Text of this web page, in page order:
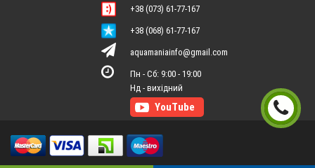
+38 (073) 61-77-167
+38 (068) 61-77-167
aquamaniainfo@gmail.com
Пн - Сб: 9:00 - 19:00